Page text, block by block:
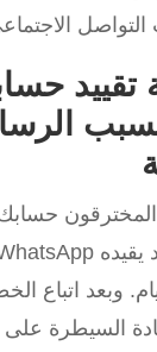
تقييد
المخترقون
وبعد اتباع
السيطرة